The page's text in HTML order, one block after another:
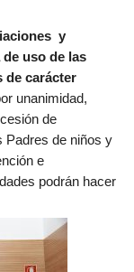
y
de uso de las
de carácter
unanimidad,
de
Padres de niños y
e
podrán hacer